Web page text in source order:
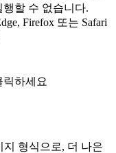
할 수 없습니다.
Firefox 또는 Safari
릭하세요
지 형식으로, 더 나은